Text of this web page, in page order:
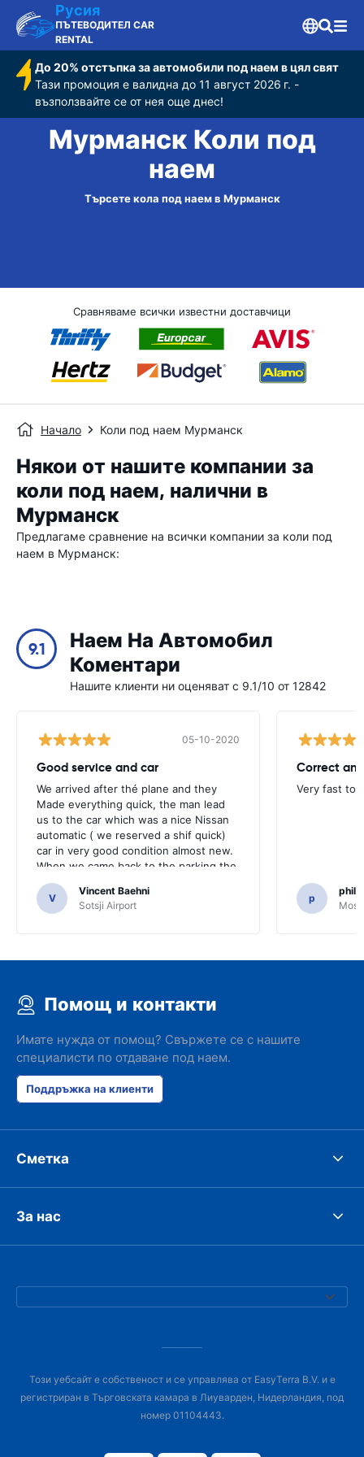
Русия
ПЪТЕВОДИТЕЛ CAR
RENTAL
До 20% отстъпка за автомобили под наем в цял свят
Тази промоция е валидна до 11 август 2026 г. -
възползвайте се от нея още днес!
Мурманск Коли под
наем
Търсете кола под наем в Мурманск
Сравняваме всички известни доставчици
Начало Коли под наем Мурманск
Някои от нашите компании за
коли под наем, налични в
Мурманск
Предлагаме сравнение на всички компании за коли под
наем в Мурманск:
9.1
Наем На Автомобил
Коментари
Нашите клиенти ни оценяват с 9.1/10 от 12842
05-10-2020
Good service and car
We arrived after thé plane and they
Made everything quick, the man lead
us to the car which was a nice Nissan
automatic ( we reserved a shif quick)
car in very good condition almost new.
When we came back to the parking the
same man came in 5 minutes and after
a quick check we left. Very friendly and
nice. We can only recommand this
V
Vincent Baehni
Sotsji Airport
Correct
Very fast to
p
Помощ и контакти
Имате нужда от помощ? Свържете се с нашите
специалисти по отдаване под наем.
Поддръжка на клиенти
Сметка
За нас
Този уебсайт е собственост и се управлява от EasyTerra B.V. и е
регистриран в Търговската камара в Лиуварден, Нидерландия, под
номер 01104443.